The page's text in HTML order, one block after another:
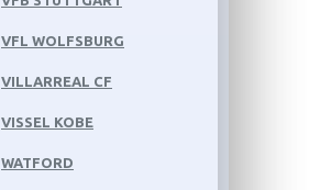
VFL WOLFSBURG
VILLARREAL CF
VISSEL KOBE
WATFORD